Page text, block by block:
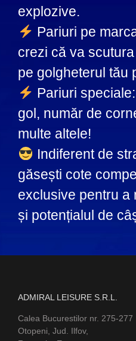
explozive.
Pariuri pe
crezi că va
pe golgheterul tău
Pariuri
gol, număr de
multe altele!
Indiferent de
găsești cote
exclusive pentru a
și potențialul de
ADMIRAL LEISURE S.R.L.
Calea Bucurestilor nr. 275-277
Otopeni, Jud. Ilfov,